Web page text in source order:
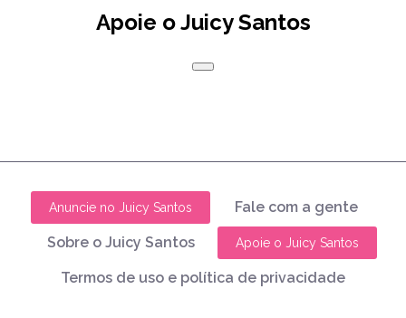
Apoie o Juicy Santos
Anuncie no Juicy Santos Fale com a gente
Sobre o Juicy Santos Apoie o Juicy Santos
Termos de uso e política de privacidade